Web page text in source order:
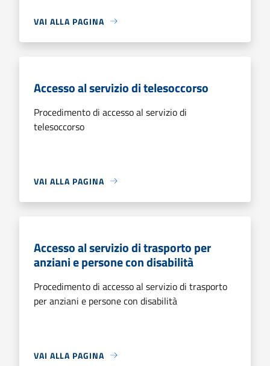
VAI ALLA PAGINA
Accesso al servizio di telesoccorso
Procedimento di accesso al servizio di
telesoccorso
VAI ALLA PAGINA
Accesso al servizio di trasporto per
anziani e persone con disabilità
Procedimento di accesso al servizio di trasporto
per anziani e persone con disabilità
VAI ALLA PAGINA